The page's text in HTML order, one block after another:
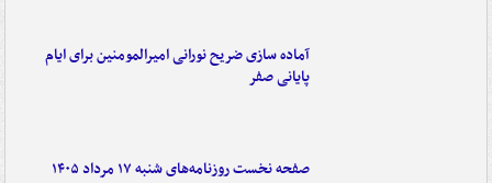
آماده سازی ضریح نورانی امیرالمومنین برای ایام
پایانی صفر
صفحه نخست روزنامه‌های شنبه ۱۷ مرداد ۱۴۰۵